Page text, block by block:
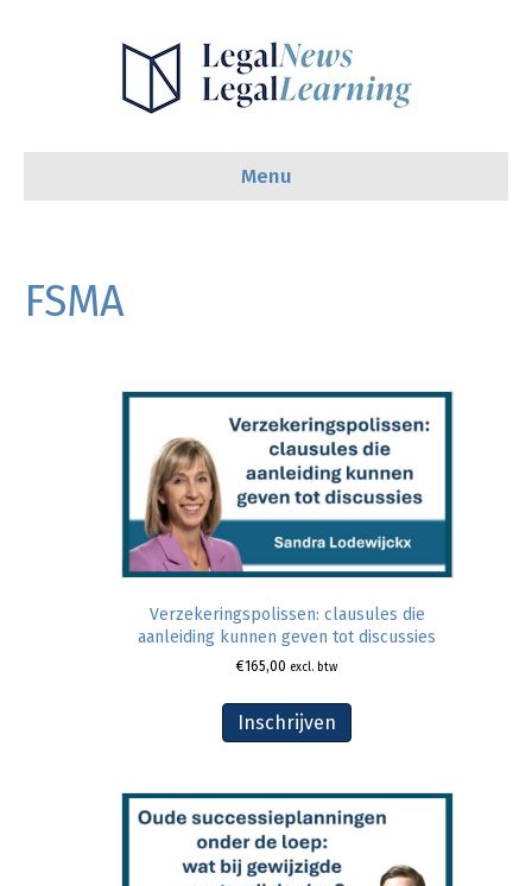
Menu
FSMA
Verzekeringspolissen: clausules die
aanleiding kunnen geven tot discussies
€165,00 excl. btw
Inschrijven